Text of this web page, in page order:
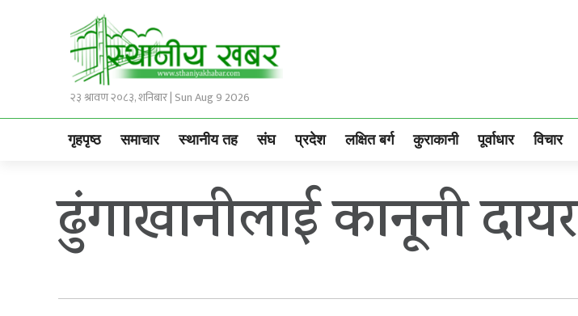
२३ श्रावण २०८३, शनिबार | Sun Aug 9 2026
गृहपृष्ठ समाचार स्थानीय तह संघ प्रदेश लक्षित बर्ग कुराकानी पूर्वाधार विचार
ढुंगाखानीलाई कानूनी